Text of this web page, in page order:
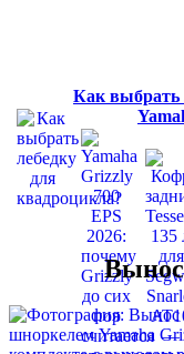
Как выбрать
Вынос